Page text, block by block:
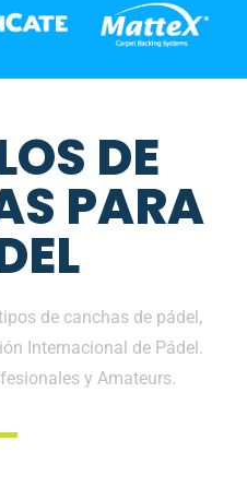
DE
PARA
de canchas de pádel,
Internacional de Pádel.
y Amateurs.